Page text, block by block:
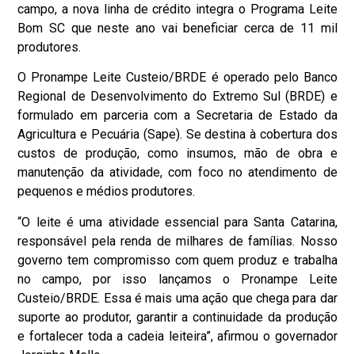
campo, a nova linha de crédito integra o Programa Leite
Bom SC que neste ano vai beneficiar cerca de 11 mil
produtores.
O Pronampe Leite Custeio/BRDE é operado pelo Banco
Regional de Desenvolvimento do Extremo Sul (BRDE) e
formulado em parceria com a Secretaria de Estado da
Agricultura e Pecuária (Sape). Se destina à cobertura dos
custos de produção, como insumos, mão de obra e
manutenção da atividade, com foco no atendimento de
pequenos e médios produtores.
“O leite é uma atividade essencial para Santa Catarina,
responsável pela renda de milhares de famílias. Nosso
governo tem compromisso com quem produz e trabalha
no campo, por isso lançamos o Pronampe Leite
Custeio/BRDE. Essa é mais uma ação que chega para dar
suporte ao produtor, garantir a continuidade da produção
e fortalecer toda a cadeia leiteira”, afirmou o governador